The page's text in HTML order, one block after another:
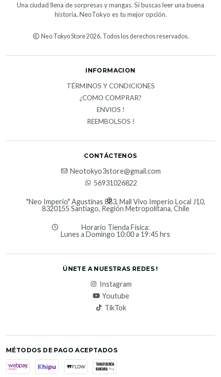
Una ciudad llena de sorpresas y mangas. Si buscas leer una buena
historia, NeoTokyo es tu mejor opción.
Neo Tokyo Store 2026. Todos los derechos reservados.
INFORMACION
TÉRMINOS Y CONDICIONES
¿COMO COMPRAR?
ENVIOS !
REEMBOLSOS !
CONTÁCTENOS
Neotokyo3store@gmail.com
56931026822
"Neo Imperio" Agustinas 883, Mall Vivo Imperio Local J10,
8320155 Santiago, Región Metropolitana, Chile
Horario Tienda Física:
Lunes a Domingo 10:00 a 19:45 hrs
ÚNETE A NUESTRAS REDES !
Instagram
Youtube
TikTok
MÉTODOS DE PAGO ACEPTADOS